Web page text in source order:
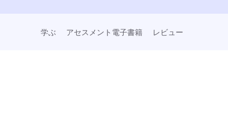
学ぶ アセスメント電子書籍 レビュー